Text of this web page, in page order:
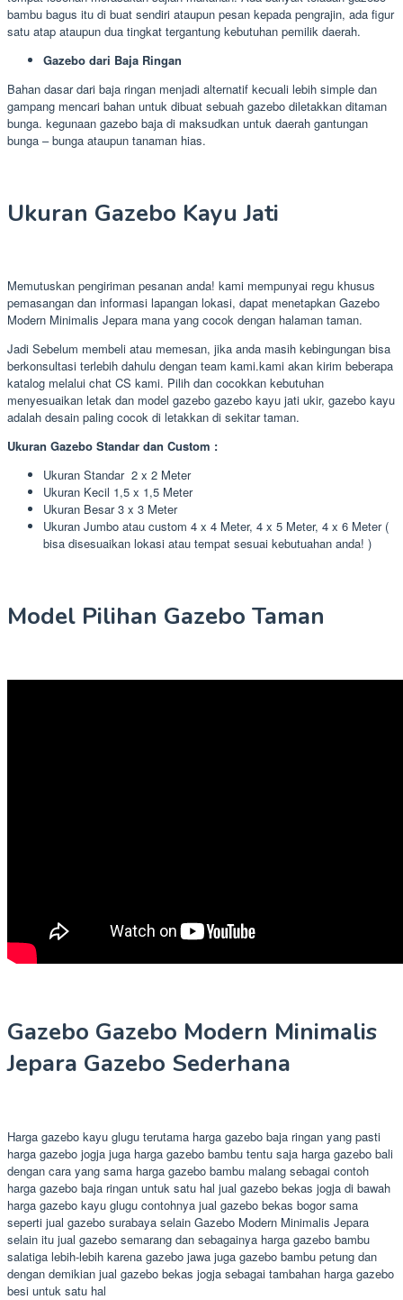
bambu bagus itu di buat sendiri ataupun pesan kepada pengrajin, ada figur
satu atap ataupun dua tingkat tergantung kebutuhan pemilik daerah.
Gazebo dari Baja Ringan
Bahan dasar dari baja ringan menjadi alternatif kecuali lebih simple dan
gampang mencari bahan untuk dibuat sebuah gazebo diletakkan ditaman
bunga. kegunaan gazebo baja di maksudkan untuk daerah gantungan
bunga – bunga ataupun tanaman hias.
Ukuran Gazebo Kayu Jati
Memutuskan pengiriman pesanan anda! kami mempunyai regu khusus
pemasangan dan informasi lapangan lokasi, dapat menetapkan Gazebo
Modern Minimalis Jepara mana yang cocok dengan halaman taman.
Jadi Sebelum membeli atau memesan, jika anda masih kebingungan bisa
berkonsultasi terlebih dahulu dengan team kami.kami akan kirim beberapa
katalog melalui chat CS kami. Pilih dan cocokkan kebutuhan
menyesuaikan letak dan model gazebo gazebo kayu jati ukir, gazebo kayu
adalah desain paling cocok di letakkan di sekitar taman.
Ukuran Gazebo Standar dan Custom :
Ukuran Standar 2 x 2 Meter
Ukuran Kecil 1,5 x 1,5 Meter
Ukuran Besar 3 x 3 Meter
Ukuran Jumbo atau custom 4 x 4 Meter, 4 x 5 Meter, 4 x 6 Meter (
bisa disesuaikan lokasi atau tempat sesuai kebutuahan anda! )
Model Pilihan Gazebo Taman
Gazebo Gazebo Modern Minimalis
Jepara Gazebo Sederhana
Harga gazebo kayu glugu terutama harga gazebo baja ringan yang pasti
harga gazebo jogja juga harga gazebo bambu tentu saja harga gazebo bali
dengan cara yang sama harga gazebo bambu malang sebagai contoh
harga gazebo baja ringan untuk satu hal jual gazebo bekas jogja di bawah
harga gazebo kayu glugu contohnya jual gazebo bekas bogor sama
seperti jual gazebo surabaya selain Gazebo Modern Minimalis Jepara
selain itu jual gazebo semarang dan sebagainya harga gazebo bambu
salatiga lebih-lebih karena gazebo jawa juga gazebo bambu petung dan
dengan demikian jual gazebo bekas jogja sebagai tambahan harga gazebo
besi untuk satu hal